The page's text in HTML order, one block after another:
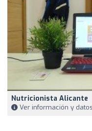
Nutricionista Alicante
Ver información y